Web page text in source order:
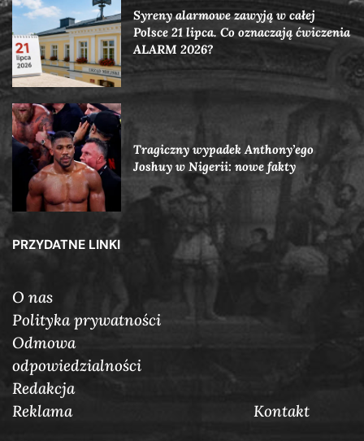
Syreny alarmowe zawyją w całej
Polsce 21 lipca. Co oznaczają ćwiczenia
ALARM 2026?
Tragiczny wypadek Anthony’ego
Joshuy w Nigerii: nowe fakty
PRZYDATNE LINKI
O nas
Polityka prywatności
Odmowa
odpowiedzialności
Redakcja
Reklama
Кontakt